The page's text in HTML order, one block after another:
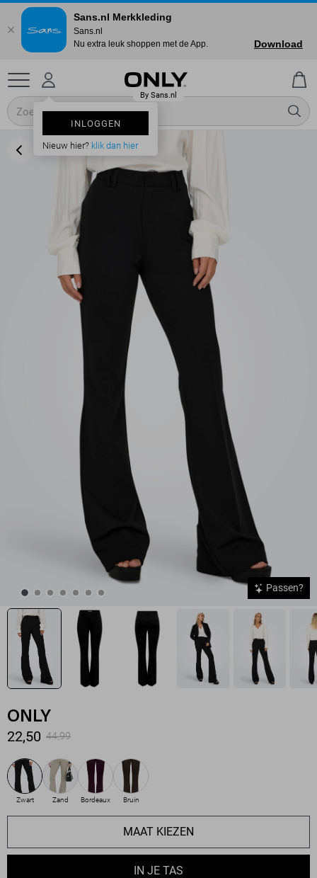
INLOGGEN
Nieuw hier? klik dan hier
Passen?
ONLY
22,50 44,99
Zwart Zand Bordeaux Bruin
MAAT KIEZEN
IN JE TAS
Sans.nl Merkkleding
Sans.nl
Nu extra leuk shoppen met de App.
Download